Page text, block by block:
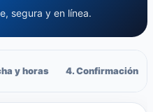
segura y en línea.
y horas 4. Confirmación